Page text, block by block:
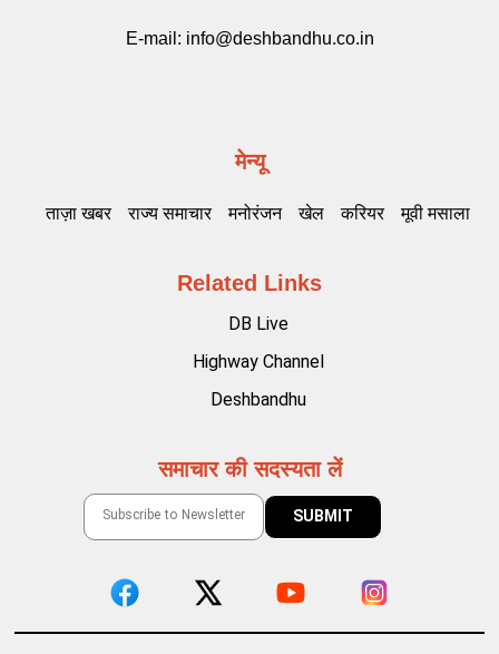
E-mail: info@deshbandhu.co.in
मेन्यू
ताज़ा खबर राज्य समाचार मनोरंजन खेल करियर मूवी मसाला
Related Links
DB Live
Highway Channel
Deshbandhu
समाचार की सदस्यता लें